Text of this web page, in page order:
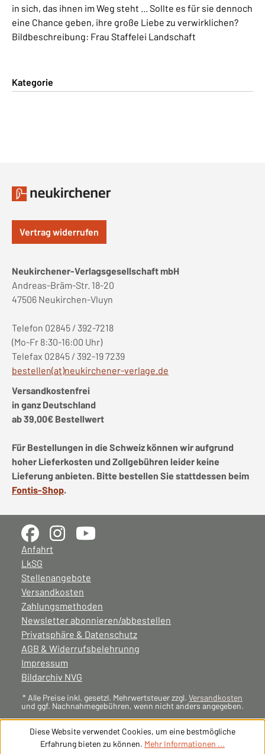
in sich, das ihnen im Weg steht ... Sollte es für sie dennoch
eine Chance geben, ihre große Liebe zu verwirklichen?
Bildbeschreibung: Frau Staffelei Landschaft
Kategorie
Vertrag widerrufen
Neukirchener-Verlagsgesellschaft mbH
Andreas-Bräm-Str. 18-20
47506 Neukirchen-Vluyn
Telefon 02845 / 392-7218
(Mo-Fr 8:30-16:00 Uhr)
Telefax 02845 / 392-19 7239
bestellen(at)neukirchener-verlage.de
Versandkostenfrei
in ganz Deutschland
ab 39,00€ Bestellwert
Für Bestellungen in die Schweiz können wir aufgrund
hoher Lieferkosten und Zollgebühren leider keine
Lieferung anbieten. Bitte bestellen Sie stattdessen beim
Fontis-Shop.
Anfahrt
LkSG
Stellenangebote
Versandkosten
Zahlungsmethoden
Newsletter abonnieren/abbestellen
Privatsphäre & Datenschutz
AGB & Widerrufsbelehrunng
Impressum
Bildarchiv NVG
* Alle Preise inkl. gesetzl. Mehrwertsteuer zzgl. Versandkosten
und ggf. Nachnahmegebühren, wenn nicht anders angegeben.
Diese Website verwendet Cookies, um eine bestmögliche
Erfahrung bieten zu können. Mehr Informationen ...